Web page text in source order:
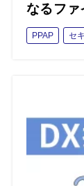
なるファ
PPAP セ